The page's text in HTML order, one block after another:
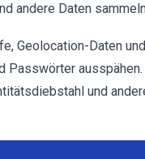
andere Daten
Geolocation-Daten
und